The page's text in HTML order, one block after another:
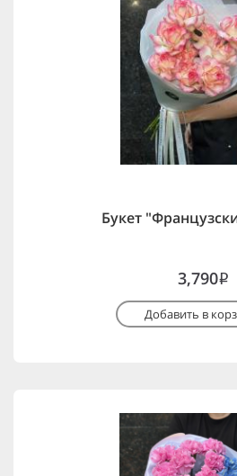
Букет
3,790i
Добавить в